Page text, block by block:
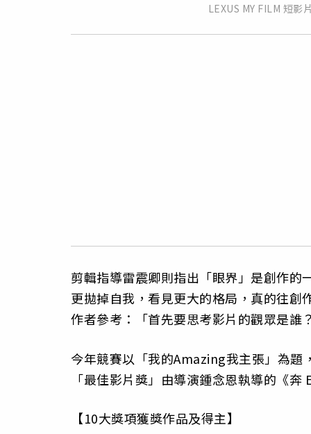
LEXUS MY FILM 短影
剪輯指導雷震卿則指出「眼界」是創作
更拋掉自我，看見更大的格局，真的往
作者參考：「首先要思考影片的觀眾是誰
今年競賽以「我的Amazing我主張」為題
「最佳影片獎」由導演鍾念恩執導的《奔
【10大獎項獲獎作品及得主】